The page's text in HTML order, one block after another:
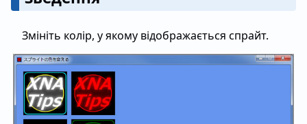
Змініть колір, у якому відображається спрайт.